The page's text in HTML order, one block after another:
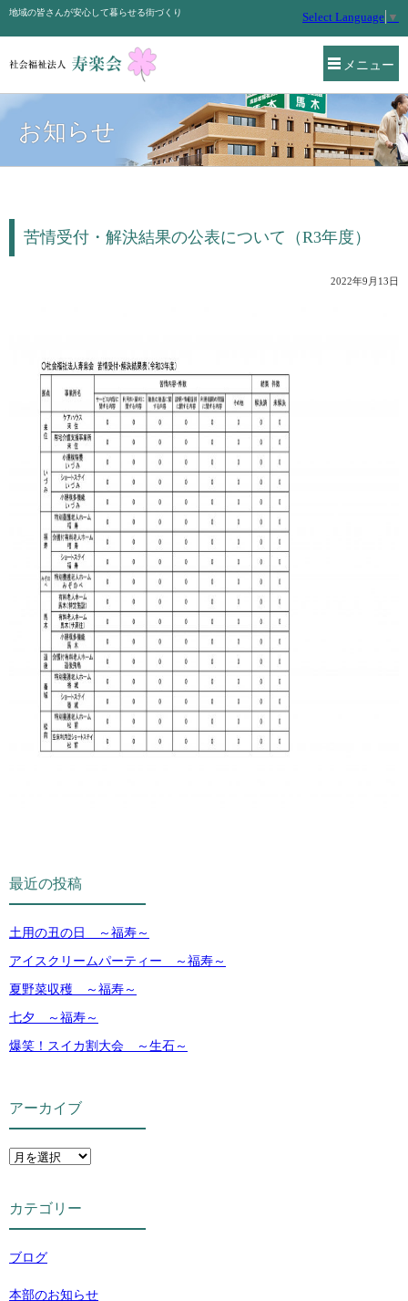
メニュー
地域の皆さんが安心して暮らせる街づくり Select Language ▼
お知らせ
苦情受付・解決結果の公表について（R3年度）
2022年9月13日
最近の投稿
土用の丑の日 ～福寿～
アイスクリームパーティー ～福寿～
夏野菜収穫 ～福寿～
七夕 ～福寿～
爆笑！スイカ割大会 ～生石～
アーカイブ
カテゴリー
ブログ
本部のお知らせ